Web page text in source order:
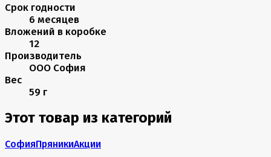
Срок годности
6 месяцев
Вложений в коробке
12
Производитель
ООО София
Вес
59 г
Этот товар из категорий
СофияПряникиАкции